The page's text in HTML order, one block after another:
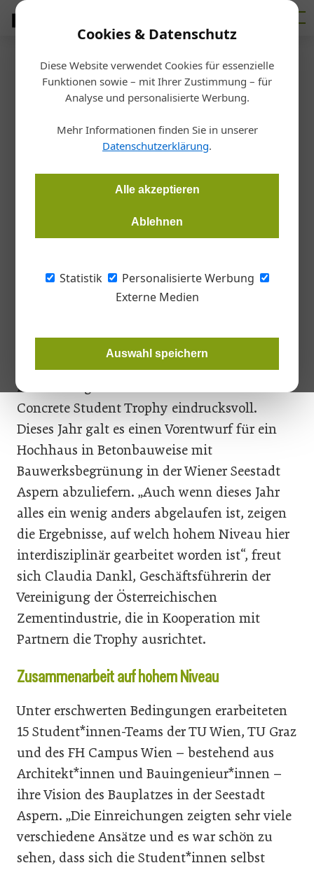
Cookies & Datenschutz
Diese Website verwendet Cookies für essenzielle
Funktionen sowie – mit Ihrer Zustimmung – für
Analyse und personalisierte Werbung.
Mehr Informationen finden Sie in unserer
Datenschutzerklärung.
Alle akzeptieren
Ablehnen
Statistik
Personalisierte Werbung
Externe Medien
Auswahl speichern
Startseite /Markt
Concrete Student Trophy
Grün in Beton
Christoph Hauzenberger, Österreichische Bauzeitung
18.11.2020, 17:57 Uhr
Bei der 15. Concrete Student Trophy zeigten Student*innen
das Potenzial interdisziplinärer Arbeit.
Auch in Zeiten einer Pandemie gibt es
Sachen, auf die man sich verlassen kann: die
faszinierenden Ergebnisse interdisziplinärer
Arbeit. Dies beweisen auch heuer wieder die
Einreichungen sowie Gewinner*innen der
Concrete Student Trophy eindrucksvoll.
Dieses Jahr galt es einen Vorentwurf für ein
Hochhaus in Betonbauweise mit
Bauwerksbegrünung in der Wiener Seestadt
Aspern abzuliefern. „Auch wenn dieses Jahr
alles ein wenig anders abgelaufen ist, zeigen
die Ergebnisse, auf welch hohem Niveau hier
interdisziplinär gearbeitet worden ist“, freut
sich Claudia Dankl, Geschäftsführerin der
Vereinigung der Österreichischen
Zementindustrie, die in Kooperation mit
Partnern die Trophy ausrichtet.
Zusammenarbeit auf hohem Niveau
Unter erschwerten Bedingungen erarbeiteten
15 Student*innen-Teams der TU Wien, TU Graz
und des FH Campus Wien – bestehend aus
Architekt*innen und Bauingenieur*innen –
ihre Vision des Bauplatzes in der Seestadt
Aspern. „Die Einreichungen zeigten sehr viele
verschiedene Ansätze und es war schön zu
sehen, dass sich die Student*innen selbst